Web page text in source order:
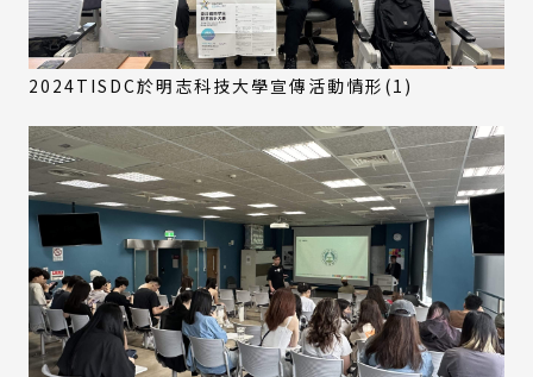
2024TISDC於明志科技大學宣傳活動情形(1)